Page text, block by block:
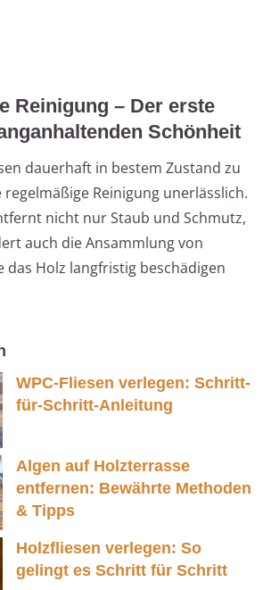
Reinigung – Der erste
Schönheit
dauerhaft in bestem Zustand zu
Reinigung unerlässlich.
nicht nur Staub und Schmutz,
auch die Ansammlung von
das Holz langfristig beschädigen
WPC-Fliesen verlegen: Schritt-
für-Schritt-Anleitung
Algen auf Holzterrasse
entfernen: Bewährte Methoden
& Tipps
Holzfliesen verlegen: So
gelingt es Schritt für Schritt